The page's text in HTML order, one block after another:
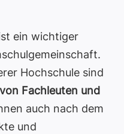
ein wichtiger
Hochschule sind
Fachleuten und
auch nach dem
und